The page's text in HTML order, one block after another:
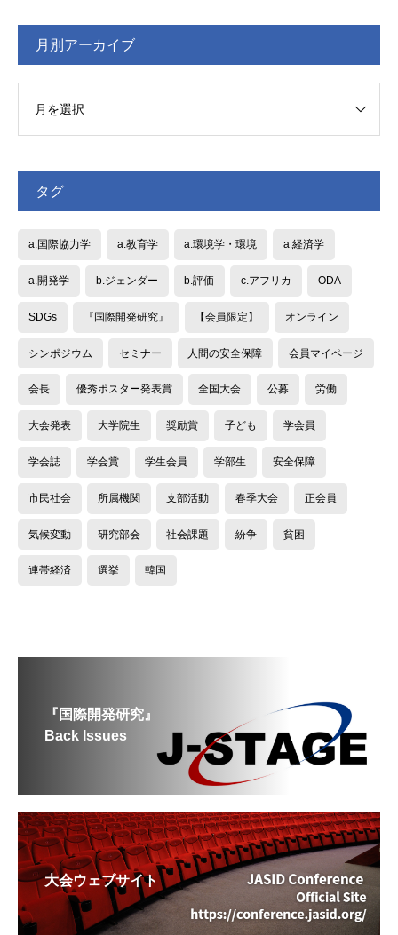
月別アーカイブ
タグ
a.国際協力学 a.教育学 a.環境学・環境 a.経済学
a.開発学 b.ジェンダー b.評価 c.アフリカ ODA
SDGs 『国際開発研究』 【会員限定】 オンライン
シンポジウム セミナー 人間の安全保障 会員マイページ
会長 優秀ポスター発表賞 全国大会 公募 労働
大会発表 大学院生 奨励賞 子ども 学会員
学会誌 学会賞 学生会員 学部生 安全保障
市民社会 所属機関 支部活動 春季大会 正会員
気候変動 研究部会 社会課題 紛争 貧困
連帯経済 選挙 韓国
『国際開発研究』
Back Issues
大会ウェブサイト